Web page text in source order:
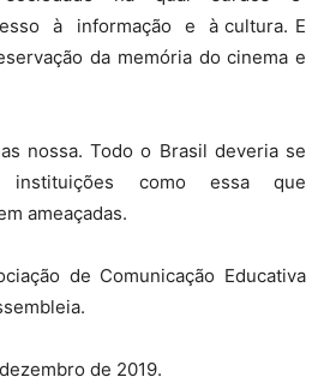
à informação e à cultura. E
da memória do cinema e
nossa. Todo o Brasil deveria se
instituições como essa que
ameaçadas.
de Comunicação Educativa
de 2019.